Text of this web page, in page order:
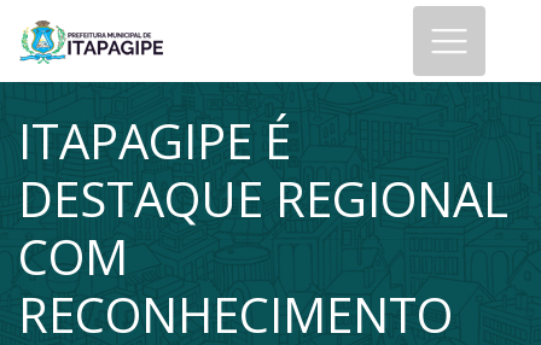
ITAPAGIPE É
DESTAQUE REGIONAL
COM
RECONHECIMENTO